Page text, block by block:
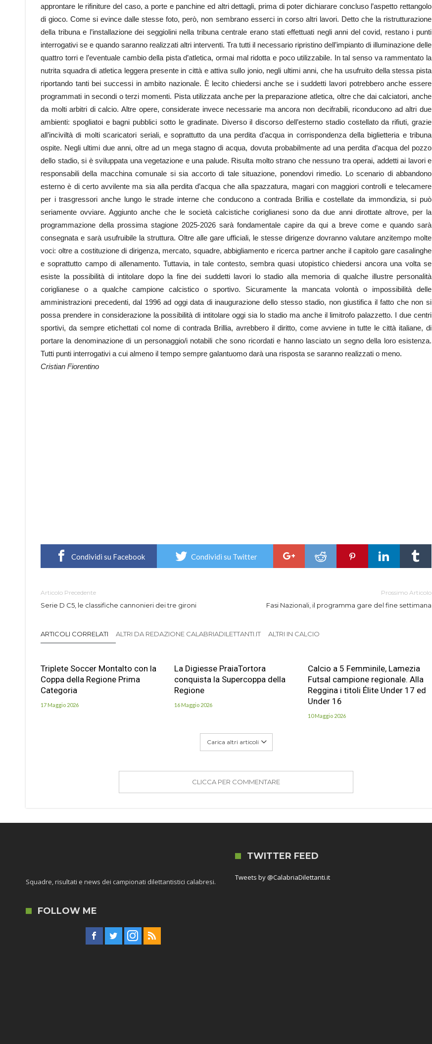
approntare le rifiniture del caso, a porte e panchine ed altri dettagli, prima di poter dichiarare concluso l’aspetto rettangolo
di gioco. Come si evince dalle stesse foto, però, non sembrano esserci in corso altri lavori. Detto che la ristrutturazione
della tribuna e l’installazione dei seggiolini nella tribuna centrale erano stati effettuati negli anni del covid, restano i punti
interrogativi se e quando saranno realizzati altri interventi. Tra tutti il necessario ripristino dell’impianto di illuminazione delle
quattro torri e l’eventuale cambio della pista d’atletica, ormai mal ridotta e poco utilizzabile. In tal senso va rammentato la
nutrita squadra di atletica leggera presente in città e attiva sullo jonio, negli ultimi anni, che ha usufruito della stessa pista
riportando tanti bei successi in ambito nazionale. È lecito chiedersi anche se i suddetti lavori potrebbero anche essere
programmati in secondi o terzi momenti. Pista utilizzata anche per la preparazione atletica, oltre che dai calciatori, anche
da molti arbitri di calcio. Altre opere, considerate invece necessarie ma ancora non decifrabili, riconducono ad altri due
ambienti: spogliatoi e bagni pubblici sotto le gradinate. Diverso il discorso dell’esterno stadio costellato da rifiuti, grazie
all’inciviltà di molti scaricatori seriali, e soprattutto da una perdita d’acqua in corrispondenza della biglietteria e tribuna
ospite. Negli ultimi due anni, oltre ad un mega stagno di acqua, dovuta probabilmente ad una perdita d’acqua del pozzo
dello stadio, si è sviluppata una vegetazione e una palude. Risulta molto strano che nessuno tra operai, addetti ai lavori e
responsabili della macchina comunale si sia accorto di tale situazione, ponendovi rimedio. Lo scenario di abbandono
esterno è di certo avvilente ma sia alla perdita d’acqua che alla spazzatura, magari con maggiori controlli e telecamere
per i trasgressori anche lungo le strade interne che conducono a contrada Brillia e costellate da immondizia, si può
seriamente ovviare. Aggiunto anche che le società calcistiche coriglianesi sono da due anni dirottate altrove, per la
programmazione della prossima stagione 2025-2026 sarà fondamentale capire da qui a breve come e quando sarà
consegnata e sarà usufruibile la struttura. Oltre alle gare ufficiali, le stesse dirigenze dovranno valutare anzitempo molte
voci: oltre a costituzione di dirigenza, mercato, squadre, abbigliamento e ricerca partner anche il capitolo gare casalinghe
e soprattutto campo di allenamento. Tuttavia, in tale contesto, sembra quasi utopistico chiedersi ancora una volta se
esiste la possibilità di intitolare dopo la fine dei suddetti lavori lo stadio alla memoria di qualche illustre personalità
coriglianese o a qualche campione calcistico o sportivo. Sicuramente la mancata volontà o impossibilità delle
amministrazioni precedenti, dal 1996 ad oggi data di inaugurazione dello stesso stadio, non giustifica il fatto che non si
possa prendere in considerazione la possibilità di intitolare oggi sia lo stadio ma anche il limitrofo palazzetto. I due centri
sportivi, da sempre etichettati col nome di contrada Brillia, avrebbero il diritto, come avviene in tutte le città italiane, di
portare la denominazione di un personaggio/i notabili che sono ricordati e hanno lasciato un segno della loro esistenza.
Tutti punti interrogativi a cui almeno il tempo sempre galantuomo darà una risposta se saranno realizzati o meno.
Cristian Fiorentino
Condividi su Facebook Condividi su Twitter
Articolo Precedente
Serie D C5, le classifiche cannonieri dei tre gironi
Prossimo Articolo
Fasi Nazionali, il programma gare del fine settimana
ARTICOLI CORRELATI ALTRI DA REDAZIONE CALABRIADILETTANTI.IT ALTRI IN CALCIO
Triplete Soccer Montalto con la
Coppa della Regione Prima
Categoria
17 Maggio 2026
La Digiesse PraiaTortora
conquista la Supercoppa della
Regione
16 Maggio 2026
Calcio a 5 Femminile, Lamezia
Futsal campione regionale. Alla
Reggina i titoli Élite Under 17 ed
Under 16
10 Maggio 2026
Carica altri articoli
CLICCA PER COMMENTARE
Squadre, risultati e news dei campionati dilettantistici calabresi.
FOLLOW ME
TWITTER FEED
Tweets by @CalabriaDilettanti.it